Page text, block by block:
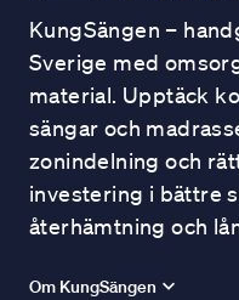
KungSängen –
Sverige med
material. Upptäck
sängar och
zonindelning och
investering i bättre
återhämtning och
Om KungSängen